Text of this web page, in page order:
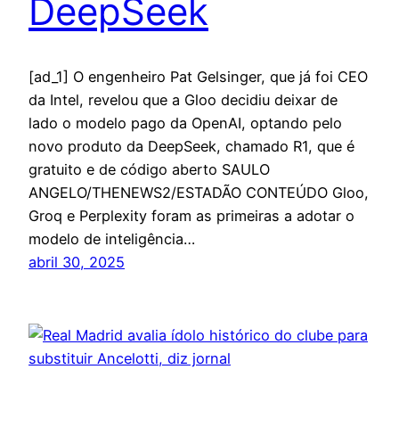
DeepSeek
[ad_1] O engenheiro Pat Gelsinger, que já foi CEO
da Intel, revelou que a Gloo decidiu deixar de
lado o modelo pago da OpenAI, optando pelo
novo produto da DeepSeek, chamado R1, que é
gratuito e de código aberto SAULO
ANGELO/THENEWS2/ESTADÃO CONTEÚDO Gloo,
Groq e Perplexity foram as primeiras a adotar o
modelo de inteligência…
abril 30, 2025